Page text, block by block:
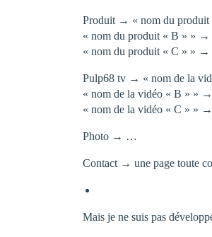
Produit → « nom du
« nom du produit « B » » →
« nom du produit « C » » →
Pulp68 tv → « nom de la
« nom de la vidéo « B » »
« nom de la vidéo « C » »
Photo → …
Contact → une page toute
Mais je ne suis pas